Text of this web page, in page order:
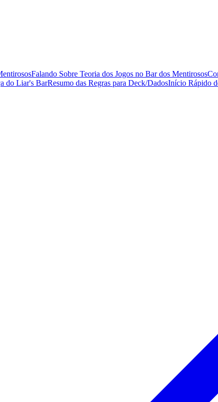
Falando Sobre Teoria dos Jogos no Bar dos Mentirosos
do Liar's BarResumo das Regras para Deck/DadosInício Rápido